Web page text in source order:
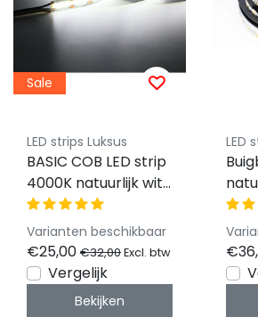
Sale
LED strips Luksus
BASIC COB LED strip
4000K natuurlijk wit
8W 530LM 320LED
p/m IP20 24vdc
CRI90 - 5 meter
Varianten beschikbaar
€25,00 €32,00Excl. btw
Vergelijk
Bekijken
LED
IP20